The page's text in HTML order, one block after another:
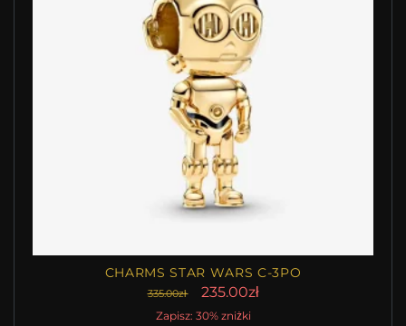
CHARMS STAR WARS C-3PO
335.00zł 235.00zł
Zapisz: 30% zniżki